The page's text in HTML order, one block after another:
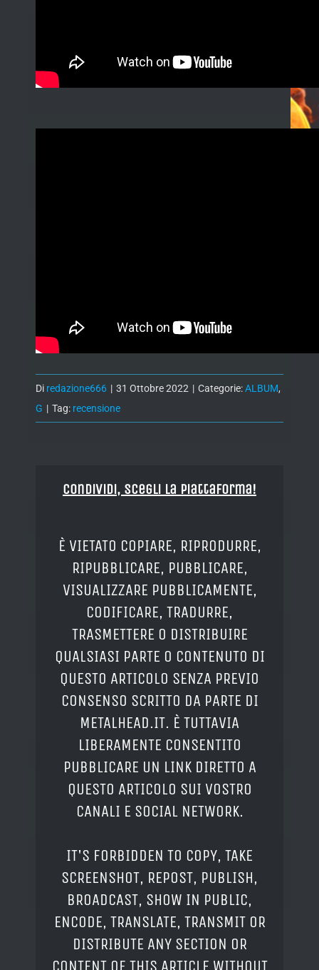
Di redazione666 | 31 Ottobre 2022 | Categorie:ALBUM,
G | Tag: recensione
Condividi, Scegli la piattaforma!
È VIETATO COPIARE, RIPRODURRE,
RIPUBBLICARE, PUBBLICARE,
VISUALIZZARE PUBBLICAMENTE,
CODIFICARE, TRADURRE,
TRASMETTERE O DISTRIBUIRE
QUALSIASI PARTE O CONTENUTO DI
QUESTO ARTICOLO SENZA PREVIO
CONSENSO SCRITTO DA PARTE DI
METALHEAD.IT. È TUTTAVIA
LIBERAMENTE CONSENTITO
PUBBLICARE UN LINK DIRETTO A
QUESTO ARTICOLO SUI VOSTRO
CANALI E SOCIAL NETWORK.
IT'S FORBIDDEN TO COPY, TAKE
SCREENSHOT, REPOST, PUBLISH,
BROADCAST, SHOW IN PUBLIC,
ENCODE, TRANSLATE, TRANSMIT OR
DISTRIBUTE ANY SECTION OR
CONTENT OF THIS ARTICLE WITHOUT